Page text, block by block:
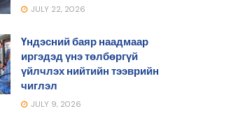
JULY 22, 2026
Үндэсний баяр наадмаар
иргэдэд үнэ төлбөргүй
үйлчлэх нийтийн тээврийн
чиглэл
JULY 9, 2026